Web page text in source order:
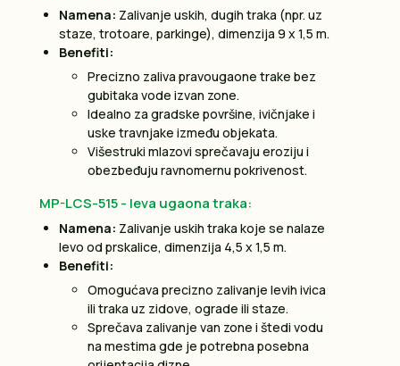
Namena: Zalivanje uskih, dugih traka (npr. uz
staze, trotoare, parkinge), dimenzija 9 x 1,5 m.
Benefiti:
Precizno zaliva pravougaone trake bez
gubitaka vode izvan zone.
Idealno za gradske površine, ivičnjake i
uske travnjake između objekata.
Višestruki mlazovi sprečavaju eroziju i
obezbeđuju ravnomernu pokrivenost.
MP-LCS-515 - leva ugaona traka:
Namena: Zalivanje uskih traka koje se nalaze
levo od prskalice, dimenzija 4,5 x 1,5 m.
Benefiti:
Omogućava precizno zalivanje levih ivica
ili traka uz zidove, ograde ili staze.
Sprečava zalivanje van zone i štedi vodu
na mestima gde je potrebna posebna